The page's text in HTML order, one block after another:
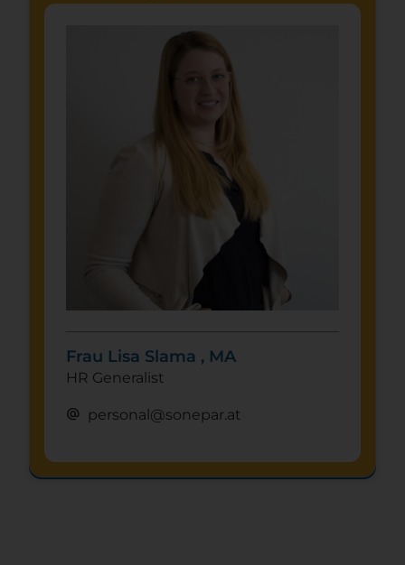
Frau Lisa Slama , MA
HR Generalist
alternate_email personal@sonepar.at